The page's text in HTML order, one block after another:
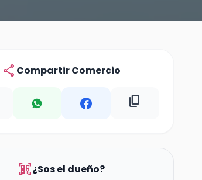
share Compartir Comercio
content_copy
qr_code_scanner¿Sos el dueño?